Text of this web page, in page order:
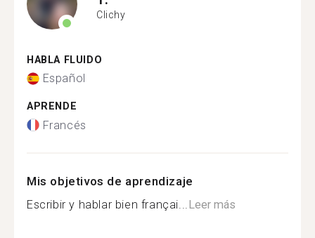
Clichy
HABLA FLUIDO
Español
APRENDE
Francés
Mis objetivos de aprendizaje
Escribir y hablar bien françai... Leer más